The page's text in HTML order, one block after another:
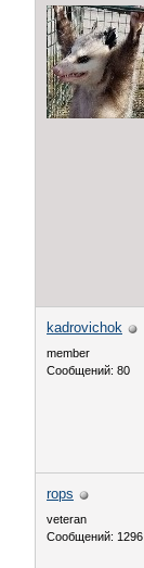
kadrovichok
member
Сообщений: 80
rops
veteran
Сообщений: 1296